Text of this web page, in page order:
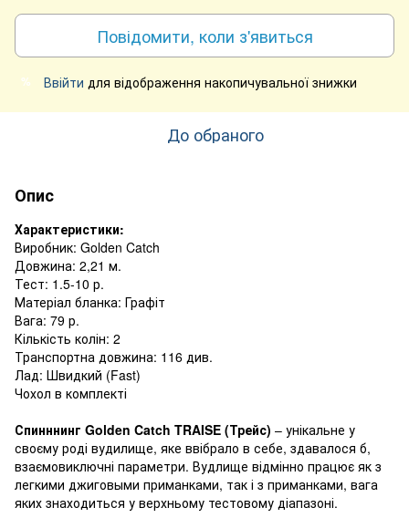
Повідомити, коли з'явиться
% Ввійти для відображення накопичувальної знижки
До обраного
Опис
Характеристики:
Виробник: Golden Catch
Довжина: 2,21 м.
Тест: 1.5-10 р.
Матеріал бланка: Графіт
Вага: 79 р.
Кількість колін: 2
Транспортна довжина: 116 див.
Лад: Швидкий (Fast)
Чохол в комплекті
Спинннинг Golden Catch TRAISE (Трейс) – унікальне у
своєму роді вудилище, яке ввібрало в себе, здавалося б,
взаємовиключні параметри. Вудлище відмінно працює як з
легкими джиговыми приманками, так і з приманками, вага
яких знаходиться у верхньому тестовому діапазоні.